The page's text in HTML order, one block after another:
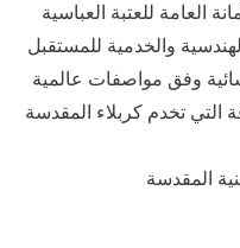
العامة للعتبة العباسية
والخدمية للمستقبل
وفق مواصفات عالمية
التي تخدم كربلاء المقدسة
المقدسة